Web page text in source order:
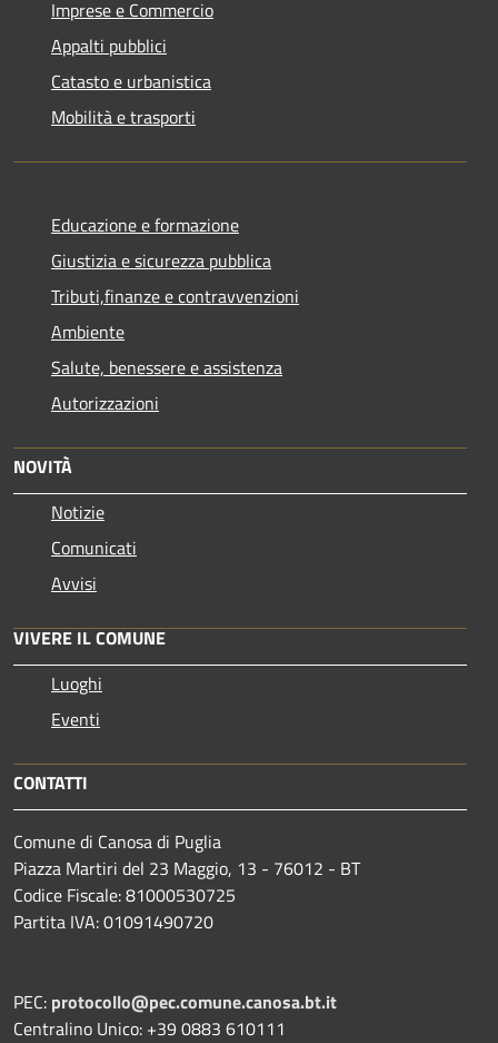
Imprese e Commercio
Appalti pubblici
Catasto e urbanistica
Mobilità e trasporti
Educazione e formazione
Giustizia e sicurezza pubblica
Tributi,finanze e contravvenzioni
Ambiente
Salute, benessere e assistenza
Autorizzazioni
NOVITÀ
Notizie
Comunicati
Avvisi
VIVERE IL COMUNE
Luoghi
Eventi
CONTATTI
Comune di Canosa di Puglia
Piazza Martiri del 23 Maggio, 13 - 76012 - BT
Codice Fiscale: 81000530725
Partita IVA: 01091490720
PEC: protocollo@pec.comune.canosa.bt.it
Centralino Unico: +39 0883 610111